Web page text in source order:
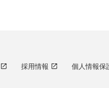
採用情報 個人情報保